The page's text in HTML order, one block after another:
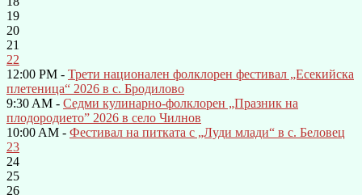
19
20
21
22
12:00 PM - Трети национален фолклорен фестивал „Есекийска
плетеница“ 2026 в с. Бродилово
9:30 AM - Седми кулинарно-фолклорен „Празник на
плодородието” 2026 в село Чилнов
10:00 AM - Фестивал на питката с „Луди млади“ в с. Беловец
23
24
25
26